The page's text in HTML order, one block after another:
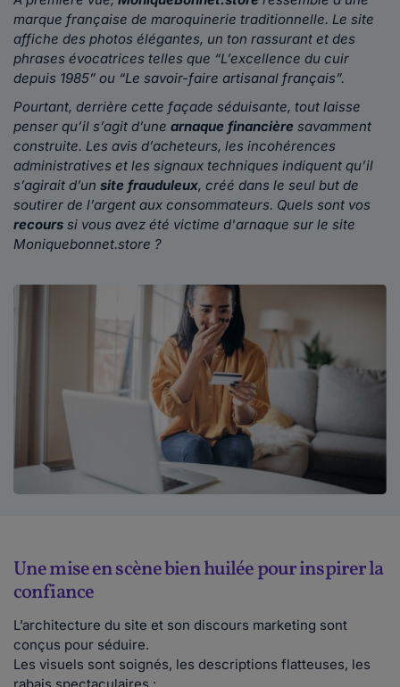
marque française de maroquinerie traditionnelle. Le site
affiche des photos élégantes, un ton rassurant et des
phrases évocatrices telles que “L’excellence du cuir
depuis 1985” ou “Le savoir-faire artisanal français”.
Pourtant, derrière cette façade séduisante, tout laisse
penser qu’il s’agit d’une arnaque financière savamment
construite. Les avis d’acheteurs, les incohérences
administratives et les signaux techniques indiquent qu’il
s’agirait d’un site frauduleux, créé dans le seul but de
soutirer de l’argent aux consommateurs. Quels sont vos
recours si vous avez été victime d'arnaque sur le site
Moniquebonnet.store ?
Une mise en scène bien huilée pour inspirer la
confiance
L’architecture du site et son discours marketing sont
conçus pour séduire.
Les visuels sont soignés, les descriptions flatteuses, les